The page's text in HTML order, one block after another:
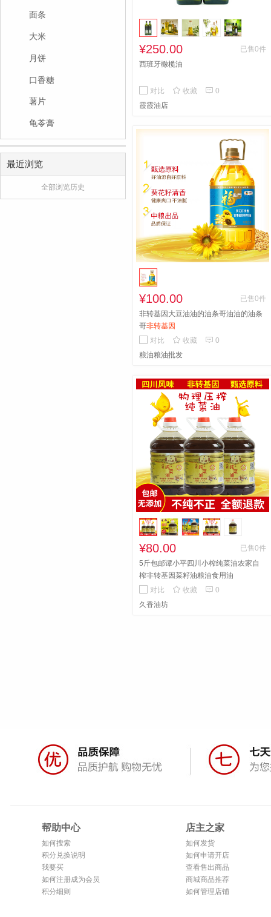
面条
大米
月饼
口香糖
薯片
龟苓膏
最近浏览
全部浏览历史
¥250.00
已售0件
西班牙橄榄油
对比  收藏  0
霞霞油店
¥100.00
已售0件
非转基因大豆油油的油条哥油油的油条
哥非转基因
对比
 收藏  0
粮油粮油批发
¥80.00
已售0件
5斤包邮谭小平四川小榨纯菜油农家自
榨非转基因菜籽油粮油食用油
对比
 收藏  0
久香油坊
帮助中心
如何搜索
积分兑换说明
我要买
如何注册成为会员
积分细则
店主之家
如何发货
如何申请开店
查看售出商品
商城商品推荐
如何管理店铺